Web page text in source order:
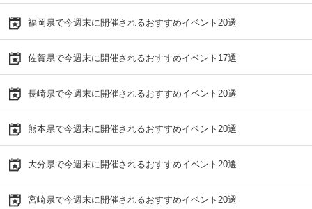
福岡県で今週末に開催されるおすすめイベント20選
佐賀県で今週末に開催されるおすすめイベント17選
長崎県で今週末に開催されるおすすめイベント20選
熊本県で今週末に開催されるおすすめイベント20選
大分県で今週末に開催されるおすすめイベント20選
宮崎県で今週末に開催されるおすすめイベント20選